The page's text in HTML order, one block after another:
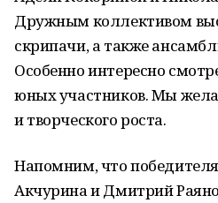
Дружным коллективом
скрипачи, а также
Особенно интересно
юных участников. Мы
и творческого роста.
Напомним, что
Акчурина и Дмитрий